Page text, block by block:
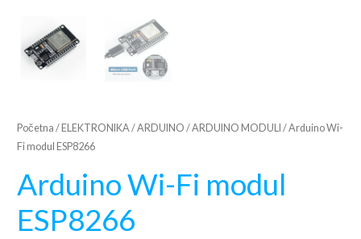
Početna / ELEKTRONIKA/ARDUINO /ARDUINO MODULI / Arduino Wi-
Fi modul ESP8266
Arduino Wi-Fi modul
ESP8266